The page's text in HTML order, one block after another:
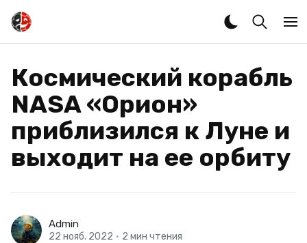
Космический корабль
NASA «Орион»
приблизился к Луне и
выходит на ее орбиту
Admin
22 нояб. 2022 • 2 мин чтения